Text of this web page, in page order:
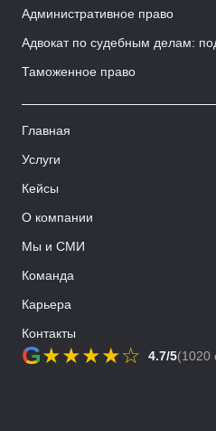
G★★★★☆ 4.7/5(1020
Административное право
Адвокат по судебным делам:
Таможенное право
Главная
Услуги
Кейсы
О компании
Мы и СМИ
Команда
Карьера
Контакты